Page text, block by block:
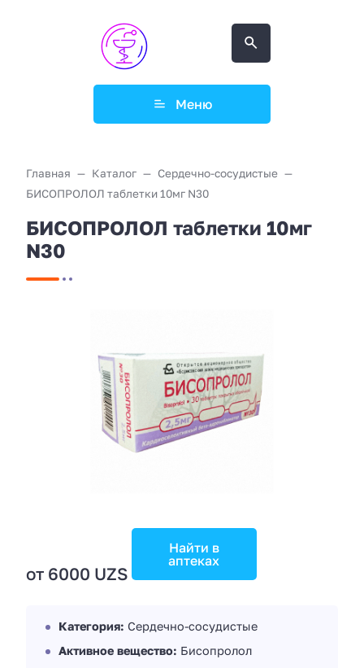
Меню
Главная Каталог
Сердечно-сосудистые
БИСОПРОЛОЛ таблетки 10мг N30
БИСОПРОЛОЛ таблетки 10мг
N30
от 6000 UZS
Найти в
аптеках
Категория: Сердечно-сосудистые
Активное вещество: Бисопролол